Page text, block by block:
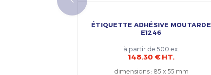
ÉTIQUETTE ADHÉSIVE MOUTARDE
E1246
à partir de 500 ex.
148.30 € HT.
dimensions: 85 x 55 mm